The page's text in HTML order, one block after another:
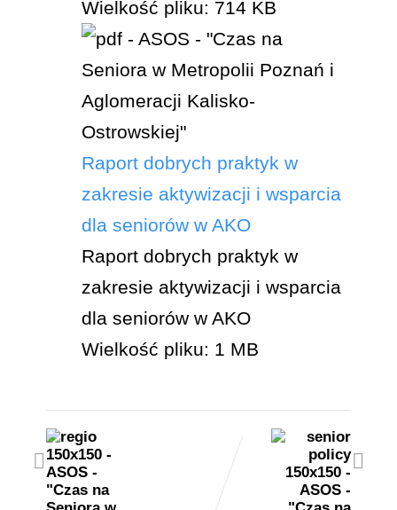
Wielkość pliku: 714 KB
Raport dobrych praktyk w
zakresie aktywizacji i wsparcia
dla seniorów w AKO
Raport dobrych praktyk w
zakresie aktywizacji i wsparcia
dla seniorów w AKO
Wielkość pliku: 1 MB